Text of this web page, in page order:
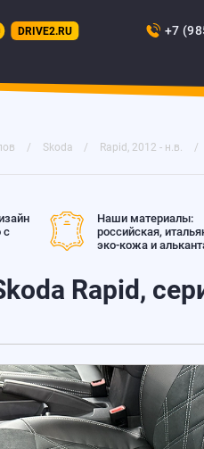
DRIVE2.RU +7
Skoda Rapid, 2012 - н.в.
с
Наши материалы:
российская,
эко-кожа и
Rapid,